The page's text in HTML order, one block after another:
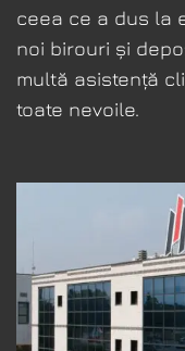
ceea ce a dus la
noi birouri și
multă asistență
toate nevoile.